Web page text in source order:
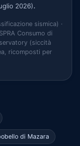
2026).
sismica) ·
Consumo di
(siccità
ricomposti per
di Mazara